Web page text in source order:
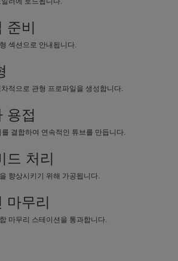
준비
섹션으로 안내됩니다.
적으로 관형 프로파일을 생성합니다.
용접
결합하여 연속적인 튜브를 만듭니다.
드 처리
향상시키기 위해 가공됩니다.
마무리
마무리 스테이션을 통과합니다.